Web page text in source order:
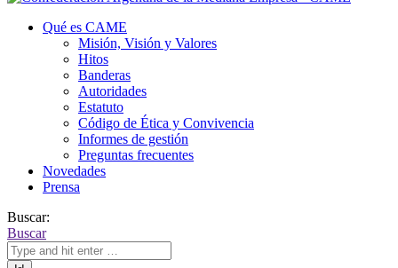
Qué es CAME
Misión, Visión y Valores
Hitos
Banderas
Autoridades
Estatuto
Código de Ética y Convivencia
Informes de gestión
Preguntas frecuentes
Novedades
Prensa
Buscar:
Buscar